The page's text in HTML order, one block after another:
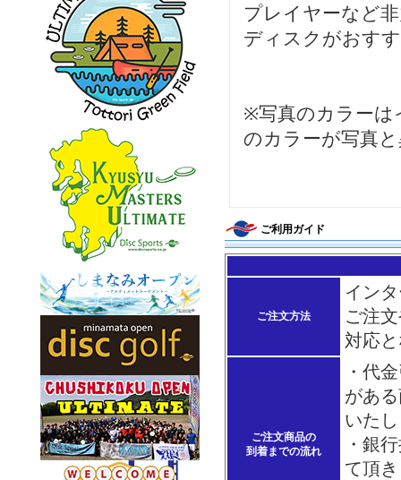
プレイヤーなど
ディスクがおす
※写真のカラーは
のカラーが写真
ご利用ガイド
ご注文方法
イン
ご注
対応
ご注文商品の
到着までの流れ
・代
があ
いた
・銀
て頂